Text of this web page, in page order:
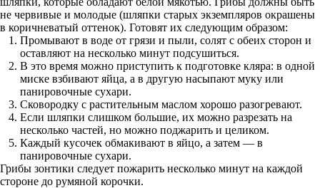
не червивые и молодые (шляпки старых экземпляров окрашены
в коричневатый оттенок). Готовят их следующим образом:
Промывают в воде от грязи и пыли, солят с обеих сторон и
оставляют на несколько минут подсушиться.
В это время можно приступить к подготовке кляра: в одной
миске взбивают яйца, а в другую насыпают муку или
панировочные сухари.
Сковородку с растительным маслом хорошо разогревают.
Если шляпки слишком большие, их можно разрезать на
несколько частей, но можно поджарить и целиком.
Каждый кусочек обмакивают в яйцо, а затем — в
панировочные сухари.
Грибы зонтики следует пожарить несколько минут на каждой
стороне до румяной корочки.